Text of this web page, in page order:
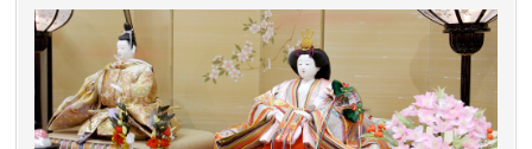
2026/08/06 17:56 藤沢市の方からお申込み
2026/08/06 10:06 茨城県の方からお申込み
2026/08/06 09:17 三重県の方からお申込み